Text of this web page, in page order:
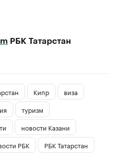
РБК Татарстан
Кипр
виза
туризм
новости Казани
РБК
РБК Татарстан